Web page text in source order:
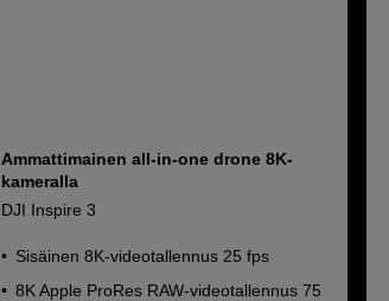
Ammattimainen all-in-one drone 8K-
kameralla
DJI Inspire 3
Sisäinen 8K-videotallennus 25 fps
8K Apple ProRes RAW-videotallennus 75